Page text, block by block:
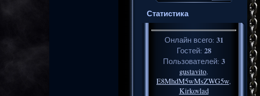
Статистика
Онлайн всего: 31
Гостей: 28
Пользователей: 3
gustavito,
E8MhdM5wMsZWG5w,
Kirkovlad